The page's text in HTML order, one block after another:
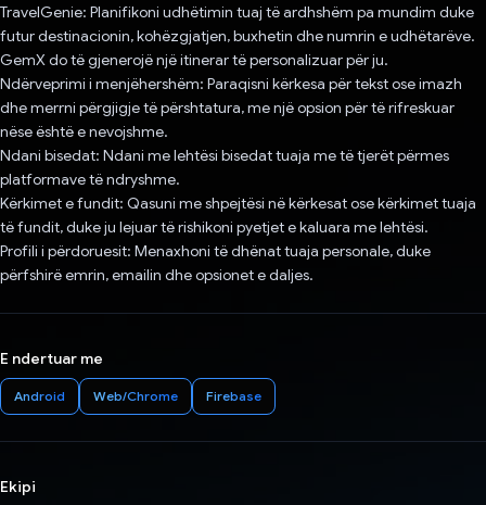
TravelGenie: Planifikoni udhëtimin tuaj të ardhshëm pa mundim duke
futur destinacionin, kohëzgjatjen, buxhetin dhe numrin e udhëtarëve.
GemX do të gjenerojë një itinerar të personalizuar për ju.
Ndërveprimi i menjëhershëm: Paraqisni kërkesa për tekst ose imazh
dhe merrni përgjigje të përshtatura, me një opsion për të rifreskuar
nëse është e nevojshme.
Ndani bisedat: Ndani me lehtësi bisedat tuaja me të tjerët përmes
platformave të ndryshme.
Kërkimet e fundit: Qasuni me shpejtësi në kërkesat ose kërkimet tuaja
të fundit, duke ju lejuar të rishikoni pyetjet e kaluara me lehtësi.
Profili i përdoruesit: Menaxhoni të dhënat tuaja personale, duke
përfshirë emrin, emailin dhe opsionet e daljes.
E ndertuar me
Android Web/Chrome Firebase
Ekipi